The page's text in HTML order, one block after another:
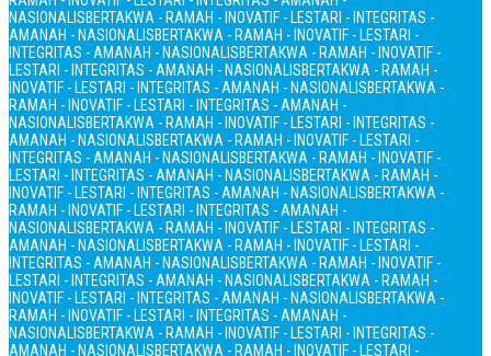
NASIONALISBERTAKWA - RAMAH - INOVATIF - LESTARI - INTEGRITAS -
AMANAH - NASIONALISBERTAKWA - RAMAH - INOVATIF - LESTARI -
INTEGRITAS - AMANAH - NASIONALISBERTAKWA - RAMAH - INOVATIF -
LESTARI - INTEGRITAS - AMANAH - NASIONALISBERTAKWA - RAMAH -
INOVATIF - LESTARI - INTEGRITAS - AMANAH - NASIONALISBERTAKWA -
RAMAH - INOVATIF - LESTARI - INTEGRITAS - AMANAH -
NASIONALISBERTAKWA - RAMAH - INOVATIF - LESTARI - INTEGRITAS -
AMANAH - NASIONALISBERTAKWA - RAMAH - INOVATIF - LESTARI -
INTEGRITAS - AMANAH - NASIONALISBERTAKWA - RAMAH - INOVATIF -
LESTARI - INTEGRITAS - AMANAH - NASIONALISBERTAKWA - RAMAH -
INOVATIF - LESTARI - INTEGRITAS - AMANAH - NASIONALISBERTAKWA -
RAMAH - INOVATIF - LESTARI - INTEGRITAS - AMANAH -
NASIONALISBERTAKWA - RAMAH - INOVATIF - LESTARI - INTEGRITAS -
AMANAH - NASIONALISBERTAKWA - RAMAH - INOVATIF - LESTARI -
INTEGRITAS - AMANAH - NASIONALISBERTAKWA - RAMAH - INOVATIF -
LESTARI - INTEGRITAS - AMANAH - NASIONALISBERTAKWA - RAMAH -
INOVATIF - LESTARI - INTEGRITAS - AMANAH - NASIONALISBERTAKWA -
RAMAH - INOVATIF - LESTARI - INTEGRITAS - AMANAH -
NASIONALISBERTAKWA - RAMAH - INOVATIF - LESTARI - INTEGRITAS -
AMANAH - NASIONALISBERTAKWA - RAMAH - INOVATIF - LESTARI -